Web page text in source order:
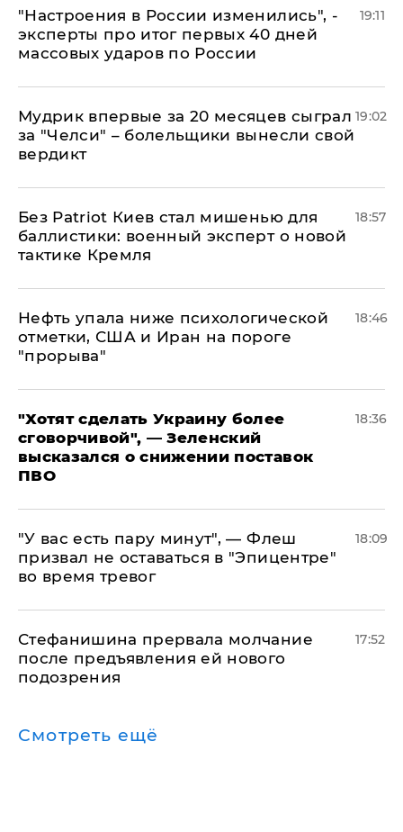
"Настроения в России изменились", -
эксперты про итог первых 40 дней
массовых ударов по России
19:11
Мудрик впервые за 20 месяцев сыграл
за "Челси" – болельщики вынесли свой
вердикт
19:02
​Без Patriot Киев стал мишенью для
баллистики: военный эксперт о новой
тактике Кремля
18:57
Нефть упала ниже психологической
отметки, США и Иран на пороге
"прорыва"
18:46
​"Хотят сделать Украину более
сговорчивой", — Зеленский
высказался о снижении поставок
ПВО
18:36
​"У вас есть пару минут", — Флеш
призвал не оставаться в "Эпицентре"
во время тревог
18:09
Стефанишина прервала молчание
после предъявления ей нового
подозрения
17:52
Смотреть ещё